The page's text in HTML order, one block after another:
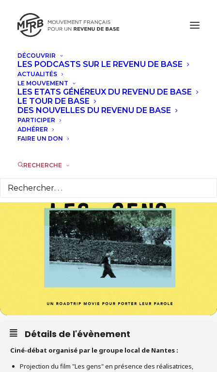
DÉCOUVRIR
LES PODCASTS SUR LE REVENU DE BASE
ACTUALITÉS
LE MOUVEMENT
LES ETATS GÉNÉREUX DU REVENU DE BASE
LE TOUR DE BASE
DES NOUVELLES DU REVENU DE BASE
PARTICIPER
ADHÉRER
FAIRE UN DON
RECHERCHE
DÉCEMBRE, 2020
PROJECTION DU FILM "LES GENS" À
NANTES
VEN
11
Détails de l'évènement
Ciné-débat organisé par le groupe local de Nantes :
Projection du film "Les gens" en présence des réalisatrices,